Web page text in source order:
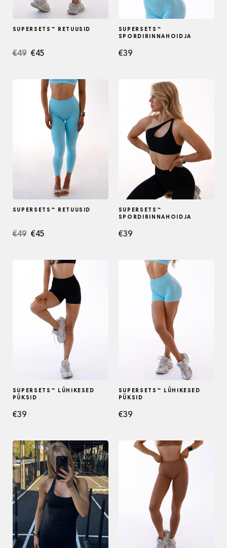
SUPERSETS™ RETUUSID
€49 Algne
€49.
€45Current
€45.
SUPERSETS™
SPORDIRINNAHOIDJA
€39
SUPERSETS™ RETUUSID
€49 Algne
€49.
€45Current
€45.
SUPERSETS™
SPORDIRINNAHOIDJA
€39
SUPERSETS™ LÜHIKESED
PÜKSID
€39
SUPERSETS™ LÜHIKESED
PÜKSID
€39